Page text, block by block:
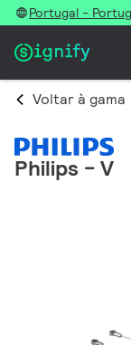
Portugal -
Voltar à gama
Philips - V